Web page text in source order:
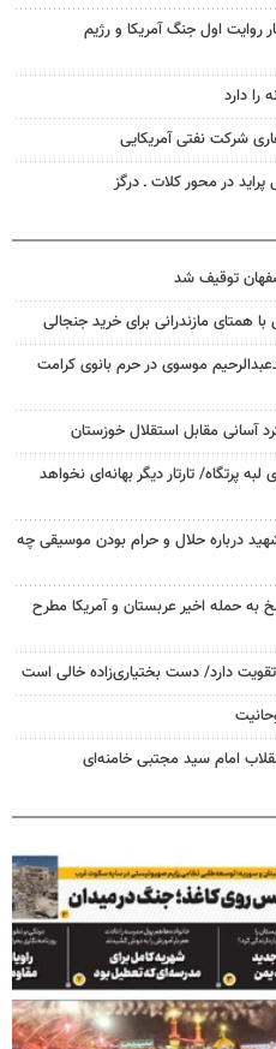
روایت اول جنگ آمریکا و رژیم
را دارد
شرکت نفتی آمریکایی
همتای مازندرانی برای خرید جنجالی
موسوی در حرم بانوی کرامت
آسانی مقابل استقلال خوزستان
پرتگاه/ تارتار دیگر بهانه‌ای نخواهد
درباره حلال و حرام بودن موسیقی چه
به حمله اخیر عربستان و آمریکا مطرح
تقویت دارد/ دست بختیاری‌زاده خالی است
امام سید مجتبی خامنه‌ای